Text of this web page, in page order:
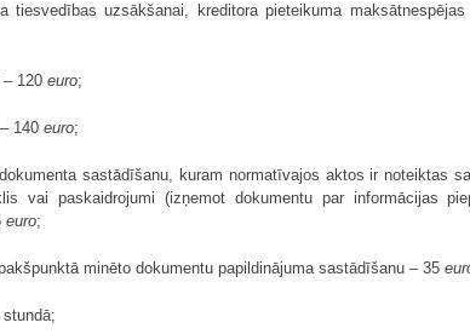
tiesvedības uzsākšanai, kreditora pieteikuma
120 euro;
140 euro;
sastādīšanu, kuram normatīvajos aktos ir noteiktas
vai paskaidrojumi (izņemot dokumentu par informācijas
euro;
minēto dokumentu papildinājuma sastādīšanu – 35
stundā;